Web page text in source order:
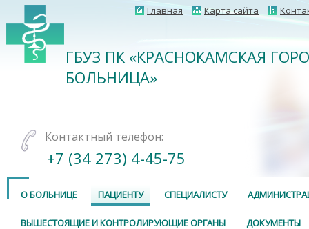
Главная Карта сайта
ГБУЗ ПК «КРАСНОКАМСКАЯ
БОЛЬНИЦА»
Контактный телефон:
+7 (34 273) 4-45-75
О БОЛЬНИЦЕ ПАЦИЕНТУ СПЕЦИАЛИСТУ
ВЫШЕСТОЯЩИЕ И КОНТРОЛИРУЮЩИЕ ОРГАНЫ ДОКУМЕНТЫ